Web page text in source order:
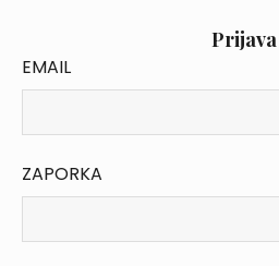
Prijava
EMAIL
ZAPORKA